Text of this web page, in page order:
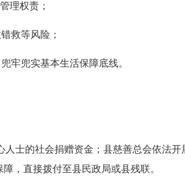
理权责；
救等风险；
兜实基本生活保障底线。
士的社会捐赠资金；县慈善总会依法开
，直接拨付至县民政局或县残联。